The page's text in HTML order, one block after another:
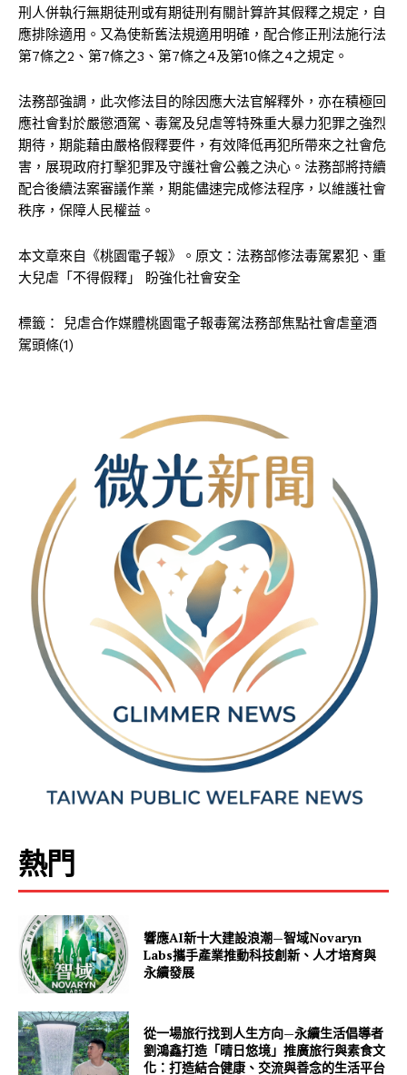
刑人併執行無期徒刑或有期徒刑有關計算許其假釋之規定，自
應排除適用。又為使新舊法規適用明確，配合修正刑法施行法
第7條之2、第7條之3、第7條之4及第10條之4之規定。
法務部強調，此次修法目的除因應大法官解釋外，亦在積極回
應社會對於嚴懲酒駕、毒駕及兒虐等特殊重大暴力犯罪之強烈
期待，期能藉由嚴格假釋要件，有效降低再犯所帶來之社會危
害，展現政府打擊犯罪及守護社會公義之決心。法務部將持續
配合後續法案審議作業，期能儘速完成修法程序，以維護社會
秩序，保障人民權益。
本文章來自《桃園電子報》。原文：法務部修法毒駕累犯、重
大兒虐「不得假釋」 盼強化社會安全
標籤：
兒虐合作媒體桃園電子報毒駕法務部焦點社會虐童酒
駕頭條(1)
熱門
響應AI新十大建設浪潮—智域Novaryn
Labs攜手產業推動科技創新、人才培育與
永續發展
從一場旅行找到人生方向—永續生活倡導者
劉鴻鑫打造「晴日悠境」推廣旅行與素食文
化：打造結合健康、交流與善念的生活平台